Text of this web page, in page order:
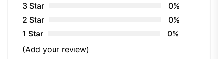
3 Star
0%
2 Star
0%
1 Star
0%
(Add your review)